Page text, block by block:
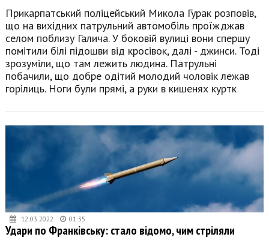
Прикарпатський поліцейський Микола Гурак розповів,
що на вихідних патрульний автомобіль проїжджав
селом поблизу Галича. У боковій вулиці вони спершу
помітили білі підошви від кросівок, далі - джинси. Тоді
зрозуміли, що там лежить людина. Патрульні
побачили, що добре одітий молодий чоловік лежав
горілиць. Ноги були прямі, а руки в кишенях куртк
12.03.2022 01:35
Удари по Франківську: стало відомо, чим стріляли